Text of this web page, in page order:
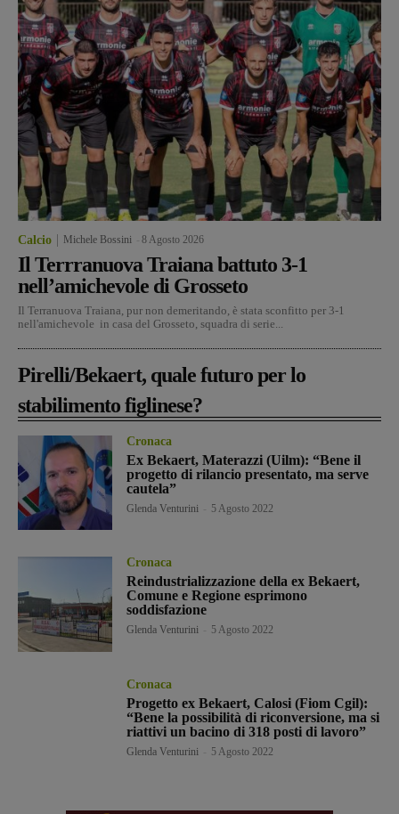
Calcio Michele Bossini 8 Agosto 2026
Il Terrranuova Traiana battuto 3-1
nell’amichevole di Grosseto
Il Terranuova Traiana, pur non demeritando, è stata sconfitto per 3-1
nell'amichevole in casa del Grosseto, squadra di serie...
Pirelli/Bekaert, quale futuro per lo
stabilimento figlinese?
Cronaca
Ex Bekaert, Materazzi (Uilm): “Bene il
progetto di rilancio presentato, ma serve
cautela”
Glenda Venturini 5 Agosto 2022
Cronaca
Reindustrializzazione della ex Bekaert,
Comune e Regione esprimono
soddisfazione
Glenda Venturini 5 Agosto 2022
Cronaca
Progetto ex Bekaert, Calosi (Fiom Cgil):
“Bene la possibilità di riconversione, ma si
riattivi un bacino di 318 posti di lavoro”
Glenda Venturini 5 Agosto 2022